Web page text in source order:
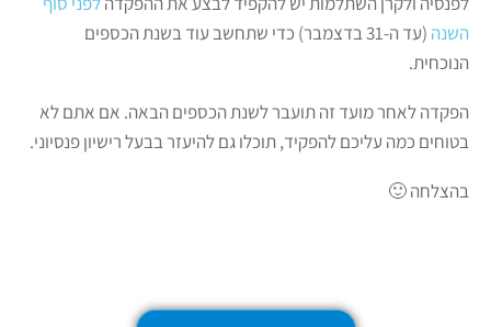
השנה
(עד ה-31 בדצמבר) כדי שתחשב עוד בשנת הכספים
הנוכחית.
הפקדה לאחר מועד זה תועבר לשנת הכספים הבאה. אם אתם לא
בטוחים כמה עליכם להפקיד, תוכלו גם להיעזר בבעל רישיון פנסיוני.
בהצלחה 🙂